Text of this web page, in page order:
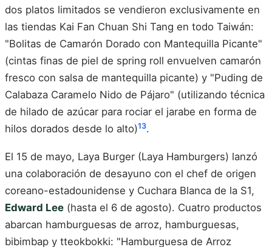
dos platos limitados se vendieron exclusivamente en
las tiendas Kai Fan Chuan Shi Tang en todo Taiwán:
"Bolitas de Camarón Dorado con Mantequilla Picante"
(cintas finas de piel de spring roll envuelven camarón
fresco con salsa de mantequilla picante) y "Puding de
Calabaza Caramelo Nido de Pájaro" (utilizando técnica
de hilado de azúcar para rociar el jarabe en forma de
hilos dorados desde lo alto)13.
El 15 de mayo, Laya Burger (Laya Hamburgers) lanzó
una colaboración de desayuno con el chef de origen
coreano-estadounidense y Cuchara Blanca de la S1,
Edward Lee (hasta el 6 de agosto). Cuatro productos
abarcan hamburguesas de arroz, hamburguesas,
bibimbap y tteokbokki: "Hamburguesa de Arroz